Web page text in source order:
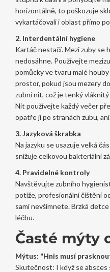
horizontálně, to poškozuje
vykartáčovali i oblast přímo
2. Interdentální hygiene
Kartáč nestačí. Mezi zuby se
nedosáhne. Používejte
pomůcky ve tvaru malé
prostor, pokud jsou mezery
zubní nit, což jetenký
Nit používejte každý večer
opatře ji po stranách zubu,
3. Jazyková škrabka
Na jazyku se usazuje velká
snižuje celkovou bakteriální
4. Pravidelné kontroly
Navštěvujte zubního
potíže, profesionální čištění
sami nevšimnete. Brzká
léčbu.
Časté mýty
Mýtus: "Hnis musí
Skutečnost: I když se